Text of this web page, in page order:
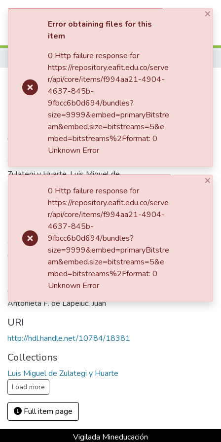
Communities & Collections
All of DSpace
Statistics
Concierto de alumnos
02/11/1967
Authors
Zulategi y Huarte, Luis Miguel de
Publisher
Periódico El Correo
Abstract
Crítica del concierto de ocho alumnos de piano de Harold
Martina, ofrecido en el conservatorio. Los alumnos fueron
Horten Sia Galvis de Ruiseco, Julián Valencia, Guillermo
Otálvaro, Consuelo Mejía, Margarita María Velásquez,
Antonieta F. de Lapeiuc, Juan
URI
http://hdl.handle.net/10784/18381
Collections
Luis Miguel de Zulategi y Huarte
Load more
Full item page
Vigilada Mineducación
×
Error obtaining files for this
item
0 Http failure response for
https://repository.eafit.edu.co/serve
r/api/core/items/f994aa21-4904-
4637-845b-
9fbcc6b0d694/bundles?
size=9999&embed=primaryBitstre
am&embed.size=bitstreams=5&e
mbed=bitstreams%2Fformat: 0
Unknown Error
×
0 Http failure response for
https://repository.eafit.edu.co/serve
r/api/core/items/f994aa21-4904-
4637-845b-
9fbcc6b0d694/bundles?
size=9999&embed=primaryBitstre
am&embed.size=bitstreams=5&e
mbed=bitstreams%2Fformat: 0
Unknown Error